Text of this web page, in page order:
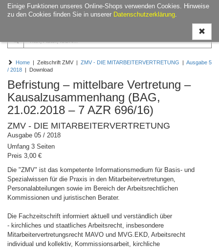
Einige Funktionen unseres Online-Shops verwenden Cookies. Hinweise
zu den Cookies finden Sie in unserer Datenschutzerklärung.
ein-/
Home | Zeitschrift ZMV | ZMV - DIE MITARBEITERVERTRETUNG | Ausgabe 5
/ 2018 | Download
Befristung – mittelbare Vertretung –
Kausalzusammenhang (BAG,
21.02.2018 – 7 AZR 696/16)
ZMV - DIE MITARBEITERVERTRETUNG
Ausgabe 05 / 2018
Umfang 3 Seiten
Preis 3,00 €
Die "ZMV" ist das kompetente Informationsmedium für Basis- und
Spezialwissen für die Praxis in den Mitarbeitervertretungen,
Personalabteilungen sowie im Bereich der Arbeitsrechtlichen
Kommissionen und juristischen Berater.
Die Fachzeitschrift informiert aktuell und verständlich über
- kirchliches und staatliches Arbeitsrecht, insbesondere
Mitarbeitervertretungsrecht MAVO und MVG.EKD, Arbeitsrecht
individual und kollektiv, Kommissionsarbeit, kirchliche